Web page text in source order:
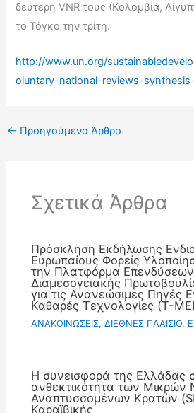
δεύτερη VNR τους (Κολομβία,
το Τόγκο την τρίτη.
http://www.un.org/
oluntary-national-reviews-
← Προηγούμενο Άρθρο
Σχετικά Άρθρα
Πρόσκληση Εκδήλωσης
Ευρωπαίους Φορείς
την Πλατφόρμα
Διαμεσογειακής
για τις Ανανεώσιμες Πηγές
Καθαρές Τεχνολογίες (T-
ΑΝΑΚΟΙΝΩΣΕΙΣ,ΔΙΕΘΝΕΣ ΠΛΑΙΣΙΟ,
Η συνεισφορά της Ελλάδας
ανθεκτικότητα των Μικρών
Αναπτυσσομένων Κρατών
Καραϊβικής